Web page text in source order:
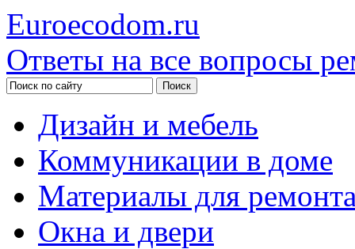
Euroecodom.ru
Ответы на все вопросы
Дизайн и мебель
Коммуникации в доме
Материалы для
Окна и двери